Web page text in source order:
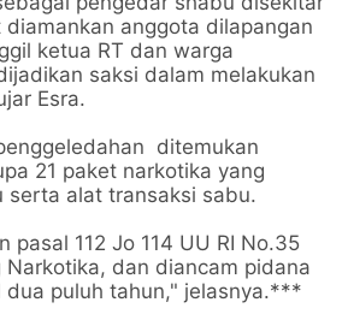
diamankan anggota dilapangan
ketua RT dan warga
saksi dalam melakukan
Esra.
ditemukan
21 paket narkotika yang
serta alat transaksi sabu.
pasal 112 Jo 114 UU RI No.35
dan diancam pidana
dua puluh tahun," jelasnya.***